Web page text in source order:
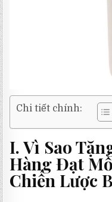
Chi tiết chính:
I. Vì Sao
Hàng Đạt
Chiến Lược